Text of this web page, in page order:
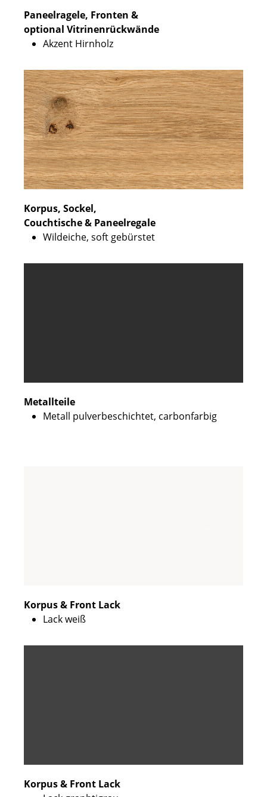
Paneelragele, Fronten &
optional Vitrinenrückwände
Akzent Hirnholz
Korpus, Sockel,
Couchtische & Paneelregale
Wildeiche, soft gebürstet
Metallteile
Metall pulverbeschichtet, carbonfarbig
Korpus & Front Lack
Lack weiß
Korpus & Front Lack